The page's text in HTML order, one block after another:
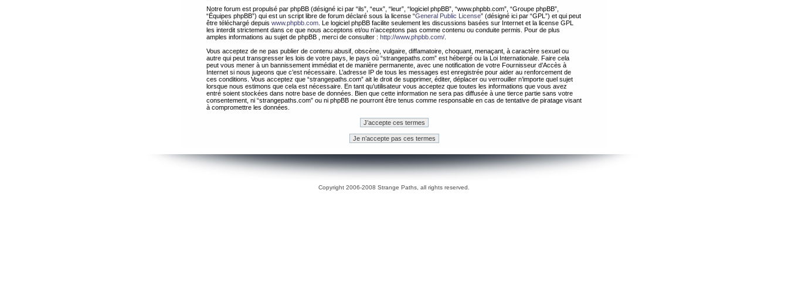
Notre forum est propulsé par phpBB (désigné ici par “ils”, “eux”, “leur”, “logiciel phpBB”, “www.phpbb.com”, “Groupe phpBB”,
“Équipes phpBB”) qui est un script libre de forum déclaré sous la license “General Public License” (désigné ici par “GPL”) et qui peut
être téléchargé depuis www.phpbb.com . Le logiciel phpBB facilite seulement les discussions basées sur Internet et la license GPL
les interdit strictement dans ce que nous acceptons et/ou n’acceptons pas comme contenu ou conduite permis. Pour de plus
amples informations au sujet de phpBB , merci de consulter : http://www.phpbb.com/
Vous acceptez de ne pas publier de contenu abusif, obscène, vulgaire, diffamatoire, choquant, menaçant, à caractère sexuel ou
autre qui peut transgresser les lois de votre pays, le pays où “strangepaths.com” est hébergé ou la Loi Internationale. Faire cela
peut vous mener à un bannissement immédiat et de manière permanente, avec une notification de votre Fournisseur d’Accès à
Internet si nous jugeons que c’est nécessaire. L’adresse IP de tous les messages est enregistrée pour aider au renforcement de
ces conditions. Vous acceptez que “strangepaths.com” ait le droit de supprimer, éditer, déplacer ou verrouiller n’importe quel sujet
lorsque nous estimons que cela est nécessaire. En tant qu’utilisateur vous acceptez que toutes les informations que vous avez
entré soient stockées dans notre base de données. Bien que cette information ne sera pas diffusée à une tierce partie sans votre
consentement, ni “strangepaths.com” ou ni phpBB ne pourront être tenus comme responsable en cas de tentative de piratage visant
à compromettre les données.
Copyright 2006-2008 Strange Paths, all rights reserved.